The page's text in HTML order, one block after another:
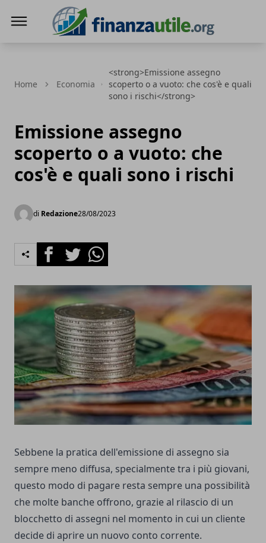
Home Economia
<strong>Emissione assegno
scoperto o a vuoto: che cos'è e quali
sono i rischi</strong>
Emissione assegno
scoperto o a vuoto: che
cos'è e quali sono i rischi
di Redazione28/08/2023
FacebookTwitterWhatsapp
Sebbene la pratica dell'emissione di assegno sia
sempre meno diffusa, specialmente tra i più giovani,
questo modo di pagare resta sempre una possibilità
che molte banche offrono, grazie al rilascio di un
blocchetto di assegni nel momento in cui un cliente
decide di aprire un nuovo conto corrente.